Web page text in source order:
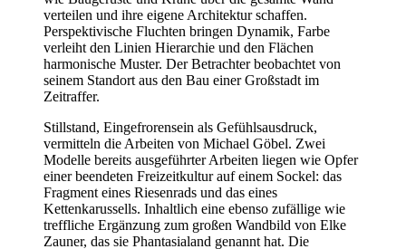
verteilen und ihre eigene Architektur schaffen.
Perspektivische Fluchten bringen Dynamik, Farbe
verleiht den Linien Hierarchie und den Flächen
harmonische Muster. Der Betrachter beobachtet von
seinem Standort aus den Bau einer Großstadt im
Zeitraffer.
Stillstand, Eingefrorensein als Gefühlsausdruck,
vermitteln die Arbeiten von Michael Göbel. Zwei
Modelle bereits ausgeführter Arbeiten liegen wie Opfer
einer beendeten Freizeitkultur auf einem Sockel: das
Fragment eines Riesenrads und das eines
Kettenkarussells. Inhaltlich eine ebenso zufällige wie
treffliche Ergänzung zum großen Wandbild von Elke
Zauner, das sie Phantasialand genannt hat. Die